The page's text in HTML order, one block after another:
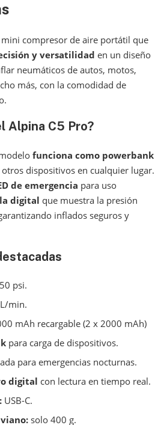
compresor de aire portátil que
y versatilidad en un diseño
neumáticos de autos, motos,
más, con la comodidad de
Alpina C5 Pro?
funciona como powerbank
dispositivos en cualquier lugar.
de emergencia para uso
digital que muestra la presión
inflados seguros y
psi.
min.
mAh recargable (2 x 2000 mAh)
para carga de dispositivos.
para emergencias nocturnas.
digital con lectura en tiempo real.
USB-C.
solo 400 g.